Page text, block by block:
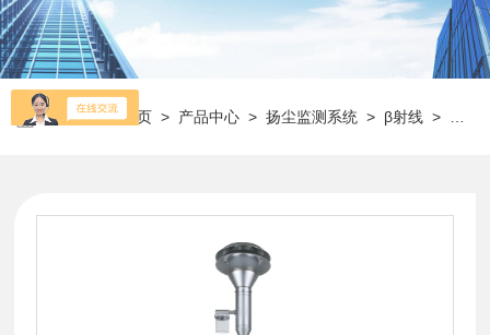
当前位置：首页 > 产品中心 >扬尘监测系统 > β射线 > HT-DS400β射线款扬尘在线监测设备 自动连续监测